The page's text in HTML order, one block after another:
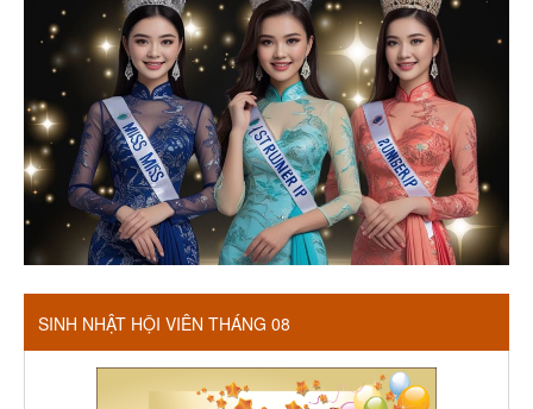
SINH NHẬT HỘI VIÊN THÁNG 08